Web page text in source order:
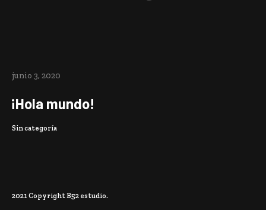
PORTAFOLIO
ACERCA DE B52
junio 3, 2020
¡Hola mundo!
Sin categoría
2021 Copyright B52 estudio.